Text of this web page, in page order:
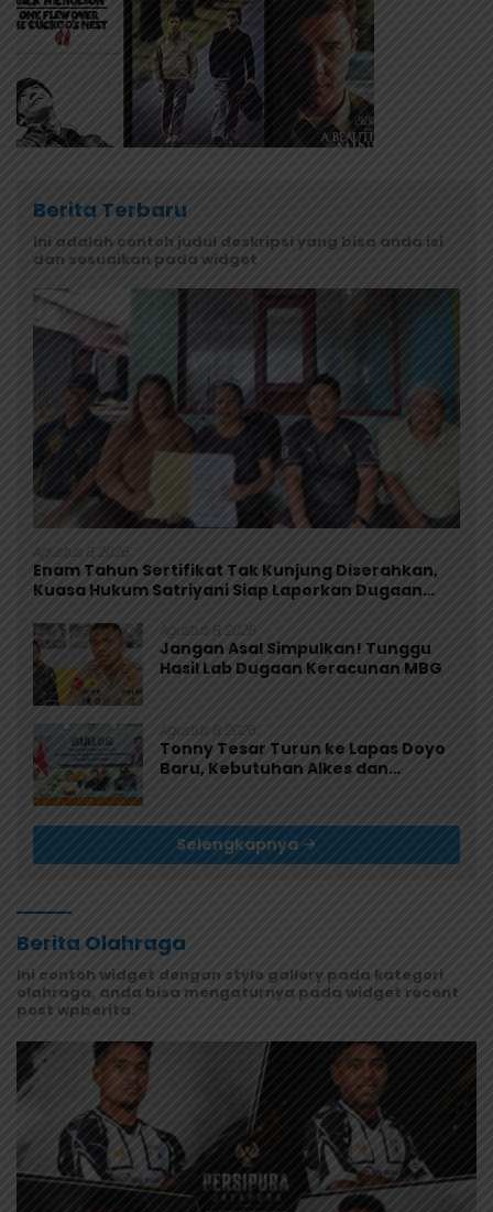
Berita Terbaru
Ini adalah contoh judul deskripsi yang bisa anda isi
dan sesuaikan pada widget
Agustus 8, 2026
Enam Tahun Sertifikat Tak Kunjung Diserahkan,
Kuasa Hukum Satriyani Siap Laporkan Dugaan
Agustus 8, 2026
Jangan Asal Simpulkan! Tunggu
Hasil Lab Dugaan Keracunan MBG
Agustus 8, 2026
Tonny Tesar Turun ke Lapas Doyo
Baru, Kebutuhan Alkes dan
Selengkapnya
Berita Olahraga
Ini contoh widget dengan style gallery pada kategori
olahraga, anda bisa mengaturnya pada widget recent
post wpberita.